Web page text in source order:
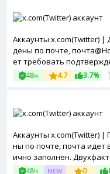
Аккаунты x.com(Twitter) |
дены по почте,
ет требовать
ично заполнен.
48ч 4.7 3.7%
Аккаунты x.com(Twitter) |
ны по почте, почта идет
ично заполнен.
в комплекте.
48ч 0